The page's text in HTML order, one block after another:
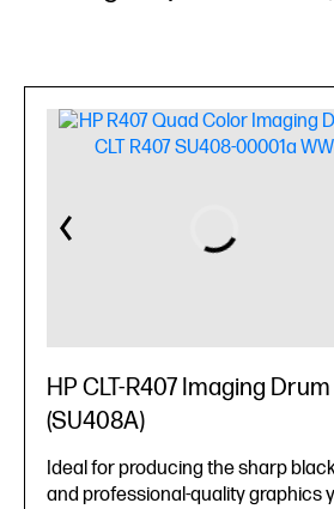
HP CLT-R407 Imaging Drum
(SU408A)
Ideal for producing the sharp
and professional-quality graphics